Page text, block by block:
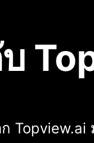
Topview.ai